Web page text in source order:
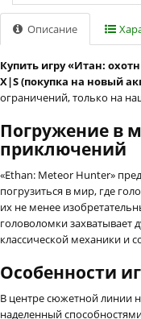
Описание
Купить игру «Итан:
X|S (покупка на новый
ограничений, только на
Погружение в
приключений
«Ethan: Meteor Hunter»
погрузиться в мир, где
их не менее
головоломки захватывает
классической механики и
Особенности
В центре сюжетной линии
наделенный